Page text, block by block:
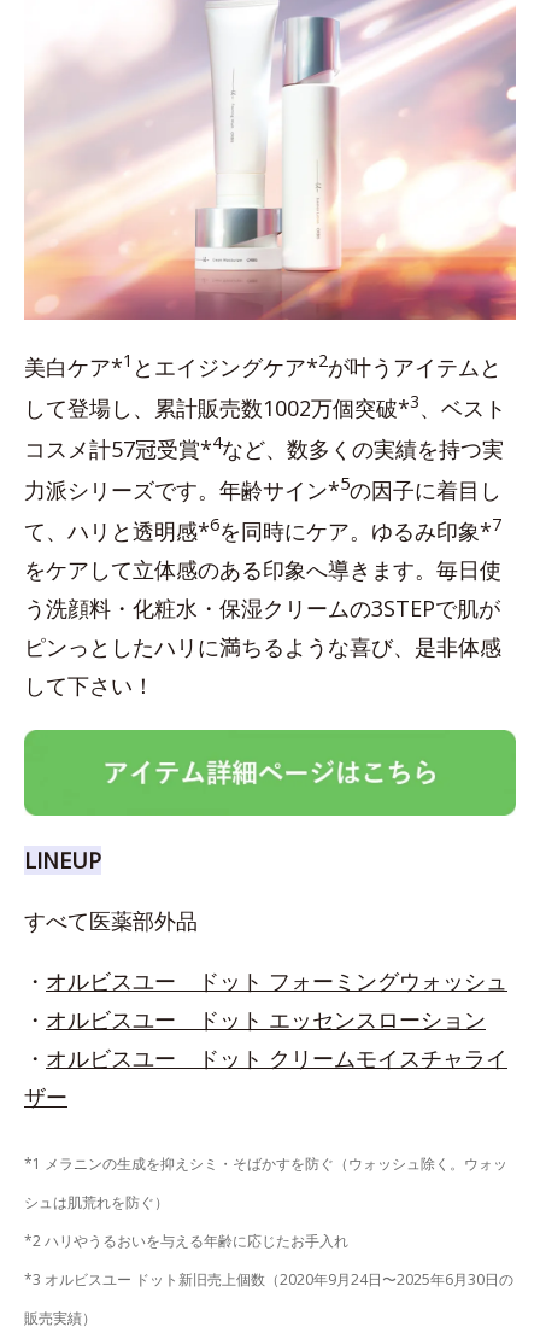
美白ケア*1 とエイジングケア*2が叶うアイテムと
して登場し、累計販売数1002万個突破*3、ベスト
コスメ計57冠受賞*4など、数多くの実績を持つ実
力派シリーズです。年齢サイン*5の因子に着目し
て、ハリと透明感*6を同時にケア。ゆるみ印象*7
をケアして立体感のある印象へ導きます。毎日使
う洗顔料・化粧水・保湿クリームの3STEPで肌が
ピンっとしたハリに満ちるような喜び、是非体感
して下さい！
LINEUP
すべて医薬部外品
・ オルビスユー ドット フォーミングウォッシュ
・ オルビスユー ドット エッセンスローション
・ オルビスユー ドット クリームモイスチャライ
ザー
*1 メラニンの生成を抑えシミ・そばかすを防ぐ（ウォッシュ除く。ウォッ
シュは肌荒れを防ぐ）
*2 ハリやうるおいを与える年齢に応じたお手入れ
*3 オルビスユー ドット新旧売上個数（2020年9月24日〜2025年6月30日の
販売実績）